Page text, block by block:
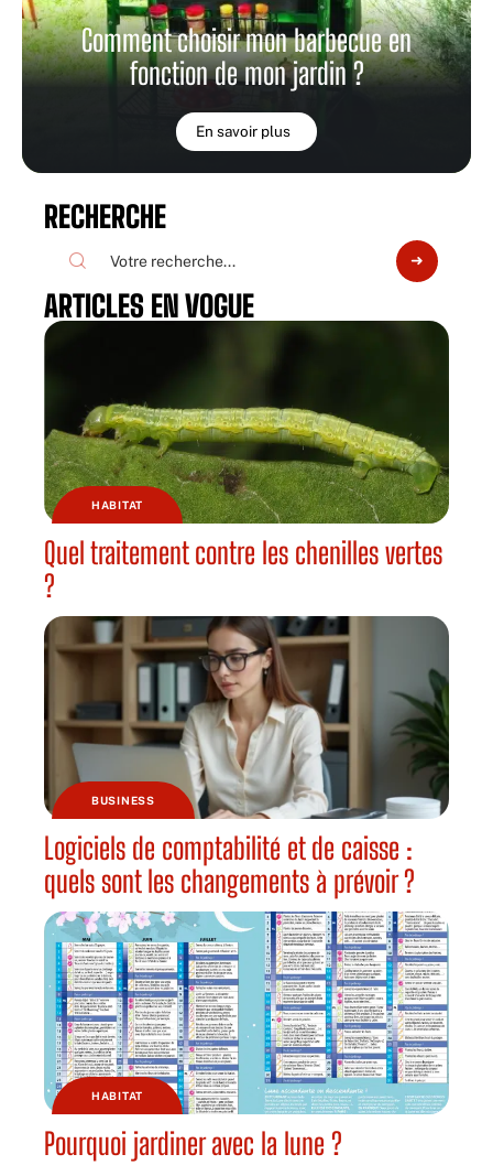
Comment choisir mon barbecue en
fonction de mon jardin ?
En savoir plus
RECHERCHE
ARTICLES EN VOGUE
HABITAT
Quel traitement contre les chenilles vertes
?
BUSINESS
Logiciels de comptabilité et de caisse :
quels sont les changements à prévoir ?
HABITAT
Pourquoi jardiner avec la lune ?